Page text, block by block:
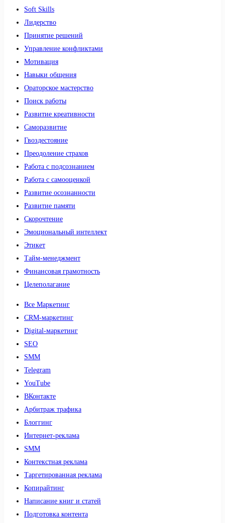
Soft Skills
Лидерство
Принятие решений
Управление конфликтами
Мотивация
Навыки общения
Ораторское мастерство
Поиск работы
Развитие креативности
Саморазвитие
Гвоздестояние
Преодоление страхов
Работа с подсознанием
Работа с самооценкой
Развитие осознанности
Развитие памяти
Скорочтение
Эмоциональный интеллект
Этикет
Тайм-менеджмент
Финансовая грамотность
Целеполагание
Все Маркетинг
CRM-маркетинг
Digital-маркетинг
SEO
SMM
Telegram
YouTube
ВКонтакте
Арбитраж трафика
Блоггинг
Интернет-реклама
SMM
Контекстная реклама
Таргетированная реклама
Копирайтинг
Написание книг и статей
Подготовка контента